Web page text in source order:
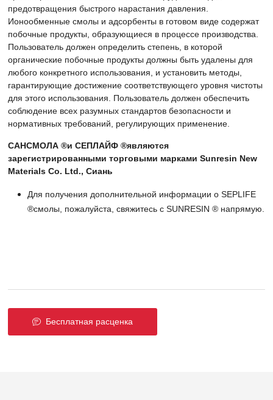
предотвращения быстрого нарастания давления.
Ионообменные смолы и адсорбенты в готовом виде содержат
побочные продукты, образующиеся в процессе производства.
Пользователь должен определить степень, в которой
органические побочные продукты должны быть удалены для
любого конкретного использования, и установить методы,
гарантирующие достижение соответствующего уровня чистоты
для этого использования. Пользователь должен обеспечить
соблюдение всех разумных стандартов безопасности и
нормативных требований, регулирующих применение.
САНСМОЛА ®и СЕПЛАЙФ ®являются
зарегистрированными торговыми марками Sunresin New
Materials Co. Ltd., Сиань
Для получения дополнительной информации о SEPLIFE
®смолы, пожалуйста, свяжитесь с SUNRESIN ® напрямую.
Бесплатная расценка